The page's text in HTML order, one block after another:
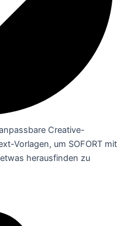
Creative-
Vorlagen, um SOFORT mit
herausfinden zu